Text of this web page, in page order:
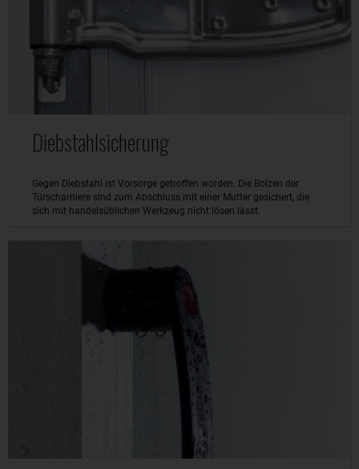
Diebstahlsicherung
Gegen Diebstahl ist Vorsorge getroffen worden. Die Bolzen der
Türscharniere sind zum Abschluss mit einer Mutter gesichert, die
sich mit handelsüblichen Werkzeug nicht lösen lässt.